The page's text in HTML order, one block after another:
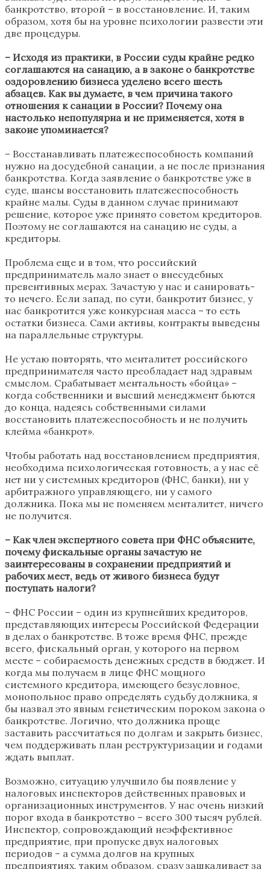
банкротство, второй – в восстановление. И, таким
образом, хотя бы на уровне психологии развести эти
две процедуры.
– Исходя из практики, в России суды крайне редко
соглашаются на санацию, а в законе о банкротстве
оздоровлению бизнеса уделено всего шесть
абзацев. Как вы думаете, в чем причина такого
отношения к санации в России? Почему она
настолько непопулярна и не применяется, хотя в
законе упоминается?
– Восстанавливать платежеспособность компаний
нужно на досудебной санации, а не после признания
банкротства. Когда заявление о банкротстве уже в
суде, шансы восстановить платежеспособность
крайне малы. Суды в данном случае принимают
решение, которое уже принято советом кредиторов.
Поэтому не соглашаются на санацию не суды, а
кредиторы.
Проблема еще и в том, что российский
предприниматель мало знает о внесудебных
превентивных мерах. Зачастую у нас и санировать-
то нечего. Если запад, по сути, банкротит бизнес, у
нас банкротится уже конкурсная масса – то есть
остатки бизнеса. Сами активы, контракты выведены
на параллельные структуры.
Не устаю повторять, что менталитет российского
предпринимателя часто преобладает над здравым
смыслом. Срабатывает ментальность «бойца» –
когда собственники и высший менеджмент бьются
до конца, надеясь собственными силами
восстановить платежеспособность и не получить
клейма «банкрот».
Чтобы работать над восстановлением предприятия,
необходима психологическая готовность, а у нас её
нет ни у системных кредиторов (ФНС, банки), ни у
арбитражного управляющего, ни у самого
должника. Пока мы не поменяем менталитет, ничего
не получится.
– Как член экспертного совета при ФНС объясните,
почему фискальные органы зачастую не
заинтересованы в сохранении предприятий и
рабочих мест, ведь от живого бизнеса будут
поступать налоги?
– ФНС России – один из крупнейших кредиторов,
представляющих интересы Российской Федерации
в делах о банкротстве. В тоже время ФНС, прежде
всего, фискальный орган, у которого на первом
месте – собираемость денежных средств в бюджет. И
когда мы получаем в лице ФНС мощного
системного кредитора, имеющего безусловное,
монопольное право определять судьбу должника, я
бы назвал это явным генетическим пороком закона о
банкротстве. Логично, что должника проще
заставить рассчитаться по долгам и закрыть бизнес,
чем поддерживать план реструктуризации и годами
ждать выплат.
Возможно, ситуацию улучшило бы появление у
налоговых инспекторов действенных правовых и
организационных инструментов. У нас очень низкий
порог входа в банкротство – всего 300 тысяч рублей.
Инспектор, сопровождающий неэффективное
предприятие, при пропуске двух налоговых
периодов – а сумма долгов на крупных
предприятиях, таким образом, сразу зашкаливает за